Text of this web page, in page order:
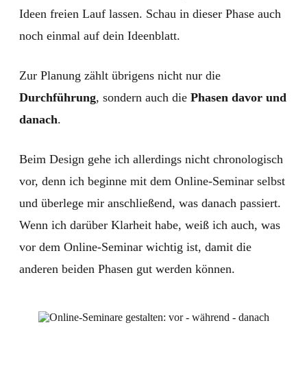
Ideen freien Lauf lassen. Schau in dieser Phase auch
noch einmal auf dein Ideenblatt.
Zur Planung zählt übrigens nicht nur die
Durchführung, sondern auch die Phasen davor und
danach.
Beim Design gehe ich allerdings nicht chronologisch
vor, denn ich beginne mit dem Online-Seminar selbst
und überlege mir anschließend, was danach passiert.
Wenn ich darüber Klarheit habe, weiß ich auch, was
vor dem Online-Seminar wichtig ist, damit die
anderen beiden Phasen gut werden können.